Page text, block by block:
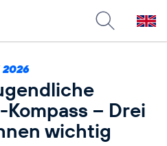
2026
– Drei
wichtig